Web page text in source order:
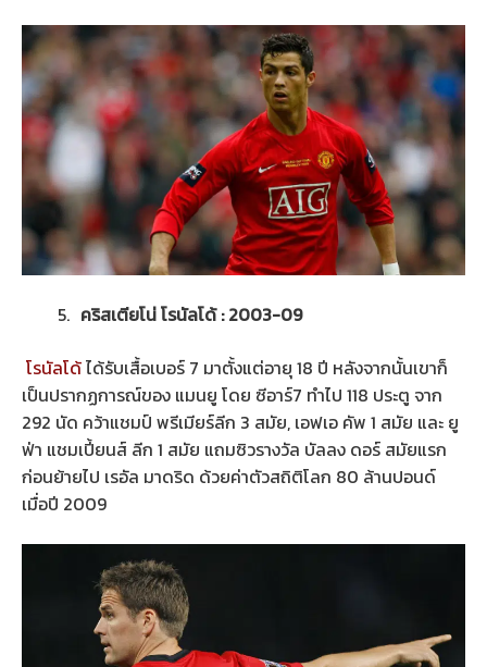
คริสเตียโน่ โรนัลโด้ : 2003-09
โรนัลโด้ได้รับเสื้อเบอร์ 7 มาตั้งแต่อายุ 18 ปี หลังจากนั้นเขาก็
เป็นปรากฏการณ์ของ แมนยู โดย ซีอาร์7 ทำไป 118 ประตู จาก
292 นัด คว้าแชมป์ พรีเมียร์ลีก 3 สมัย, เอฟเอ คัพ 1 สมัย และ ยู
ฟ่า แชมเปี้ยนส์ ลีก 1 สมัย แถมซิวรางวัล บัลลง ดอร์ สมัยแรก
ก่อนย้ายไป เรอัล มาดริด ด้วยค่าตัวสถิติโลก 80 ล้านปอนด์
เมื่อปี 2009